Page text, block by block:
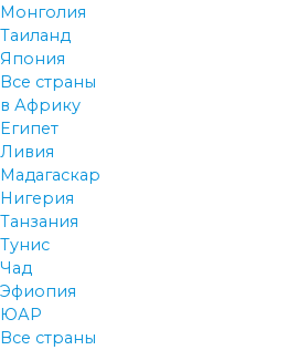
Монголия
Таиланд
Япония
Все страны
в Африку
Египет
Ливия
Мадагаскар
Нигерия
Танзания
Тунис
Чад
Эфиопия
ЮАР
Все страны